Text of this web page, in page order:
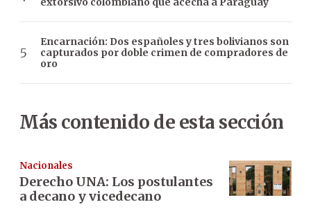
Encarnación: Dos españoles y tres bolivianos son
capturados por doble crimen de compradores de
oro
Más contenido de esta sección
Nacionales
Derecho UNA: Los postulantes
a decano y vicedecano